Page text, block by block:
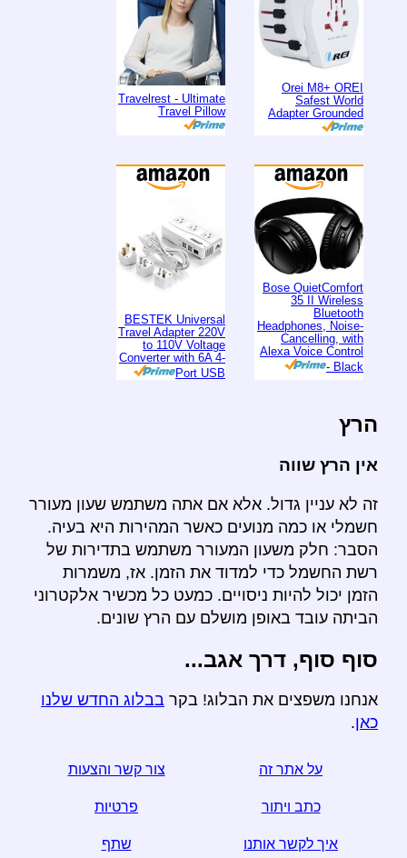
Orei M8+ OREI
Safest World
Adapter Grounded
Travelrest - Ultimate
Travel Pillow
Bose QuietComfort
35 II Wireless
Bluetooth
Headphones, Noise-
Cancelling, with
Alexa Voice Control
- Black
BESTEK Universal
Travel Adapter 220V
to 110V Voltage
Converter with 6A 4-
Port USB
הרץ
אין הרץ שווה
זה לא עניין גדול. אלא אם אתה משתמש שעון מעורר
חשמלי או כמה מנועים כאשר המהירות היא בעיה.
הסבר: חלק משעון המעורר משתמש בתדירות של
רשת החשמל כדי למדוד את הזמן. אז, משמרות
הזמן יכול להיות ניסויים. כמעט כל מכשיר אלקטרוני
הביתה עובד באופן מושלם עם הרץ שונים.
סוף סוף, דרך אגב...
אנחנו משפצים את הבלוג! בקר בבלוג החדש שלנו
כאן.
על אתר זה צור קשר והצעות
כתב ויתור פרטיות
איך לקשר אותנו שתף